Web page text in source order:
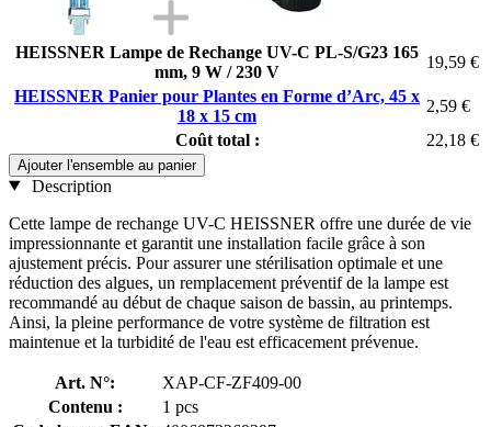
HEISSNER Lampe de Rechange UV-C PL-S/G23 165
mm, 9 W / 230 V
19,59 €
HEISSNER Panier pour Plantes en Forme d’Arc, 45 x
18 x 15 cm
2,59 €
Coût total :
22,18 €
Ajouter l'ensemble au panier
Description
Cette lampe de rechange UV-C HEISSNER offre une durée de vie
impressionnante et garantit une installation facile grâce à son
ajustement précis. Pour assurer une stérilisation optimale et une
réduction des algues, un remplacement préventif de la lampe est
recommandé au début de chaque saison de bassin, au printemps.
Ainsi, la pleine performance de votre système de filtration est
maintenue et la turbidité de l'eau est efficacement prévenue.
Art. N°:
XAP-CF-ZF409-00
Contenu :
1 pcs